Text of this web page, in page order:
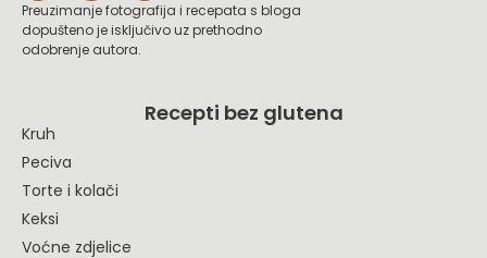
Preuzimanje fotografija i recepata s bloga
dopušteno je isključivo uz prethodno
odobrenje autora.
Recepti bez glutena
Kruh
Peciva
Torte i kolači
Keksi
Voćne zdjelice